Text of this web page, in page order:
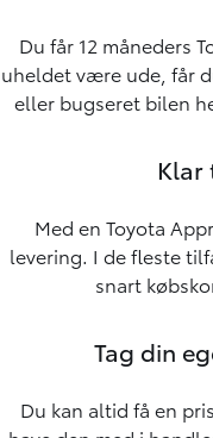
Du får 12 måneders
uheldet være ude, får
eller bugseret bilen
Klar
Med en Toyota
levering. I de fleste
snart
Tag din
Du kan altid få en